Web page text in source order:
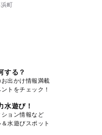
町
する？
出かけ情報満載
トをチェック！
水遊び！
ョン情報など
水遊びスポット